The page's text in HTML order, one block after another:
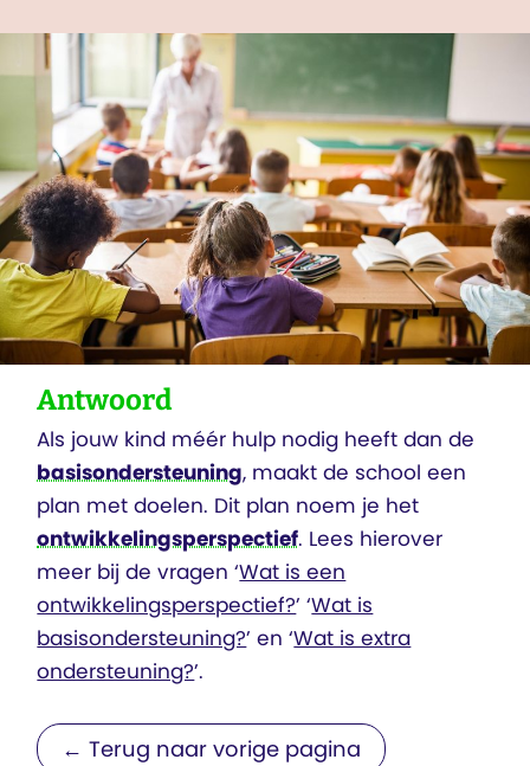
Antwoord
Als jouw kind méér hulp nodig heeft dan de
basisondersteuning, maakt de school een
plan met doelen. Dit plan noem je het
ontwikkelingsperspectief. Lees hierover
meer bij de vragen ‘Wat is een
ontwikkelingsperspectief?’ ‘Wat is
basisondersteuning?’ en ‘Wat is extra
ondersteuning?’.
← Terug naar vorige pagina